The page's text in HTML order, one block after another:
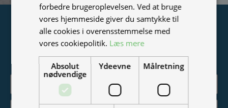
Tilmeld nyhedsmail
Vær blandt de første til at modtage info om nye produkter,
tilbud, events og udstillinger.
forbedre brugeroplevelsen. Ved at bruge
vores hjemmeside giver du samtykke til
alle cookies i overensstemmelse med
vores cookiepolitik. Læs mere
Absolut
nødvendige
Ydeevne Målretning